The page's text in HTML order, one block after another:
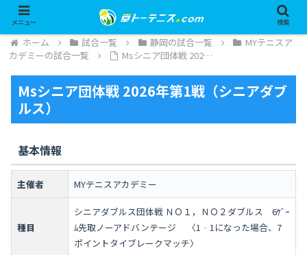
ホーム 試合一覧 静岡の試合一覧
MYテニスア
カデミーの試合一覧
Msシニア団体戦 202…
Msシニア団体戦 2026年第1戦（シニアダブ
ルス）
基本情報
主催者 MYテニスアカデミー
種目
シニアダブルス団体戦 ＮＯ１，ＮＯ２ダブルス 6ｹﾞｰ
ﾑ先取ノーアドバンテージ 〈1‐1になった場合、7
ポイントタイブレークマッチ〉
メニュー 検索